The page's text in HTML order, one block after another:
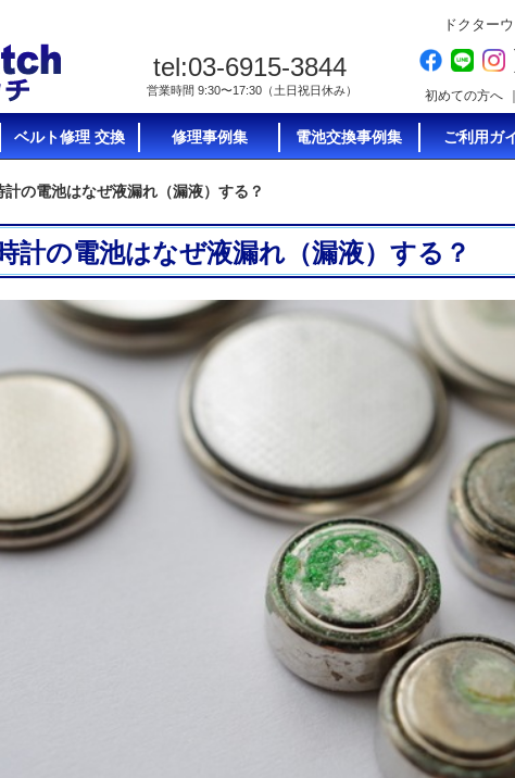
ドクター
tel:03-6915-3844
営業時間 9:30〜17:30（土日祝日休み） 初めての方へ
ベルト修理 交換 修理事例集 電池交換事例集 ご利用ガ
計の電池はなぜ液漏れ（漏液）する？
計の電池はなぜ液漏れ（漏液）する？